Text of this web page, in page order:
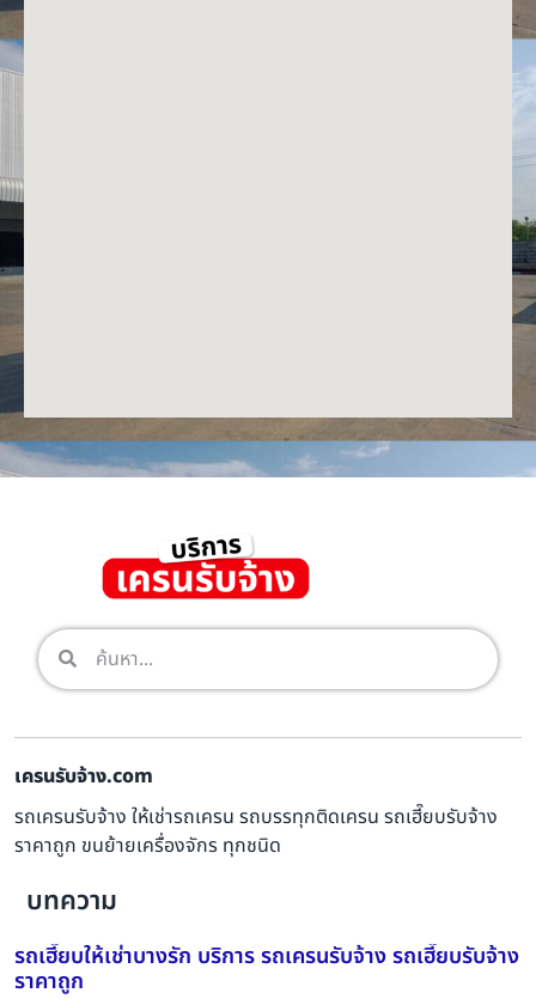
เครนรับจ้าง.com
รถเครนรับจ้าง ให้เช่ารถเครน รถบรรทุกติดเครน รถเฮี๊ยบรับจ้าง
ราคาถูก ขนย้ายเครื่องจักร ทุกชนิด
บทความ
รถเฮี๊ยบให้เช่าบางรัก บริการ รถเครนรับจ้าง รถเฮี๊ยบรับจ้าง
ราคาถูก